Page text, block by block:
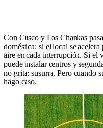
Con Cusco y Los Chankas
doméstica: si el local se
aire en cada interrupción. Si el
puede instalar centros y
no grita; susurra. Pero cuando
hago caso.